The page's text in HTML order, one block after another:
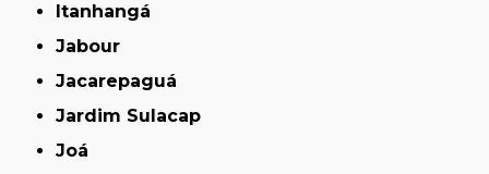
Itanhangá
Jabour
Jacarepaguá
Jardim Sulacap
Joá